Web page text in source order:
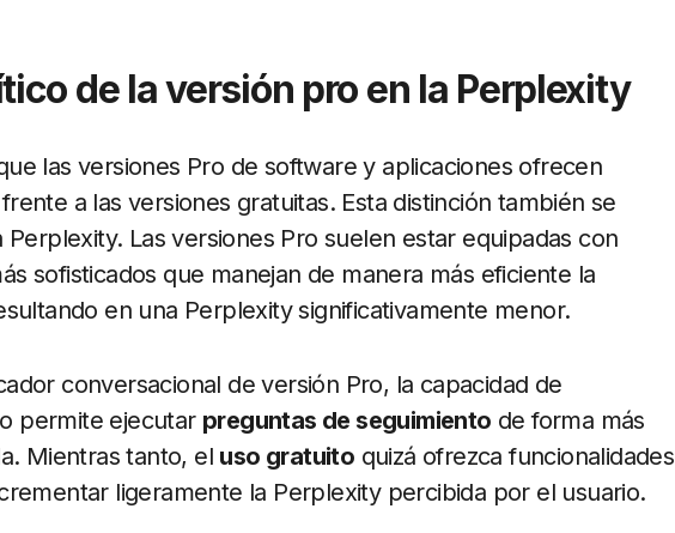
de la versión pro en la Perplexity
las versiones Pro de software y aplicaciones ofrecen
a las versiones gratuitas. Esta distinción también se
Las versiones Pro suelen estar equipadas con
sofisticados que manejan de manera más eficiente la
en una Perplexity significativamente menor.
conversacional de versión Pro, la capacidad de
permite ejecutar preguntas de seguimiento de forma más
Mientras tanto, el uso gratuito quizá ofrezca funcionalidades
ligeramente la Perplexity percibida por el usuario.